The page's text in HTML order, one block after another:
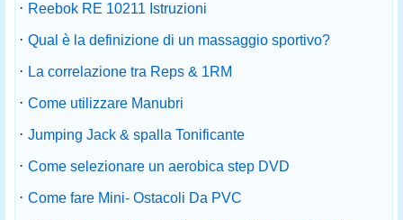
· Reebok RE 10211 Istruzioni
· Qual è la definizione di un massaggio sportivo?
· La correlazione tra Reps & 1RM
· Come utilizzare Manubri
· Jumping Jack & spalla Tonificante
· Come selezionare un aerobica step DVD
· Come fare Mini- Ostacoli Da PVC